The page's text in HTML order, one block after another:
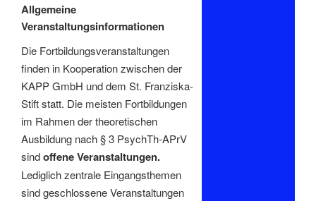
Allgemeine
Veranstaltungsinformationen
Die Fortbildungsveranstaltungen
finden in Kooperation zwischen der
KAPP GmbH und dem St. Franziska-
Stift statt. Die meisten Fortbildungen
im Rahmen der theoretischen
Ausbildung nach § 3 PsychTh-APrV
sindoffene Veranstaltungen.
Lediglich zentrale Eingangsthemen
sind geschlossene Veranstaltungen